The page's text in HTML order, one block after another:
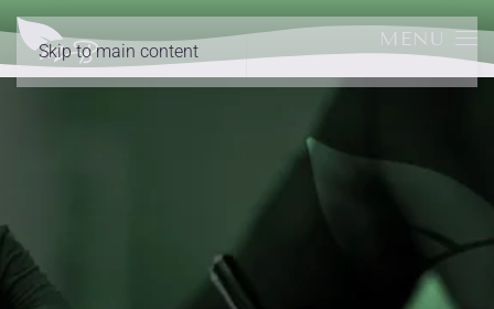
Skip to main content
MENU